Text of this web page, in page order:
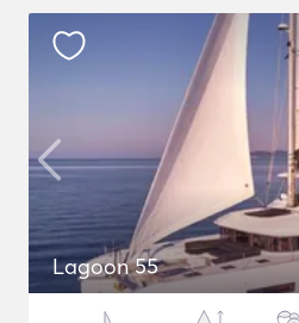
Lagoon 55